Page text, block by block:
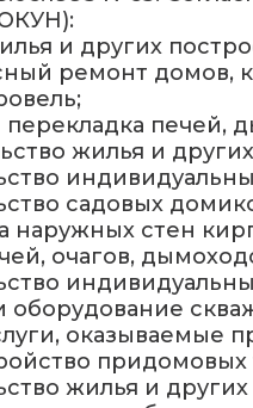
и других
ремонт домов,
печей,
жилья и
садовых
наружных стен
очагов,
оборудование
оказываемые
жилья и